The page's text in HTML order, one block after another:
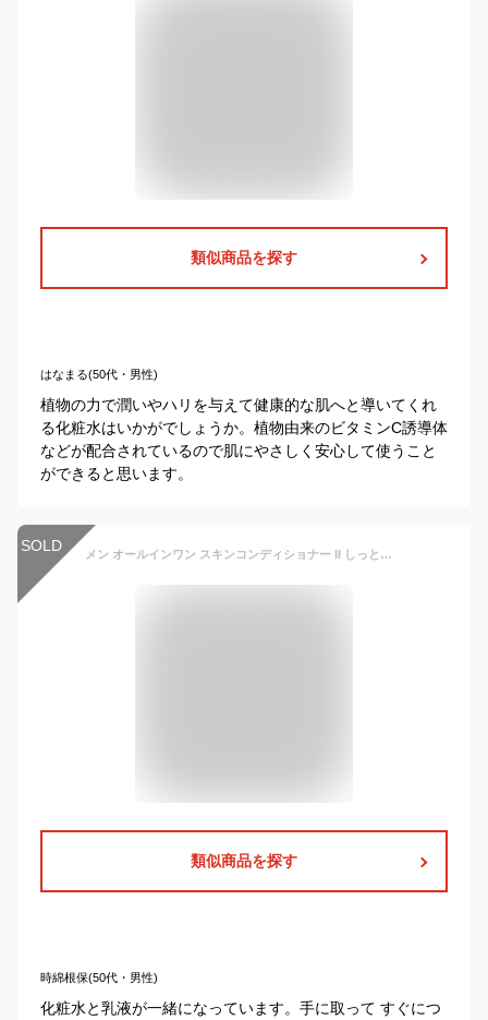
類似商品を探す
はなまる(50代・男性)
植物の力で潤いやハリを与えて健康的な肌へと導いてくれ
る化粧水はいかがでしょうか。植物由来のビタミンC誘導体
などが配合されているので肌にやさしく安心して使うこと
ができると思います。
SOLD メン オールインワン スキンコンディショナー II しっとり 1本 【ファンケル 公式】[FANCL 化粧水 化粧品 乳液 無添加 美容液 オールインワンジェル オールインワンゲル メンズ 保湿ジェル エイジングケア スキンケア ゲル 保湿 無添加化粧水 メンズ化粧品 乾燥肌 男性 ]
類似商品を探す
時綿根保(50代・男性)
化粧水と乳液が一緒になっています。手に取って すぐにつ